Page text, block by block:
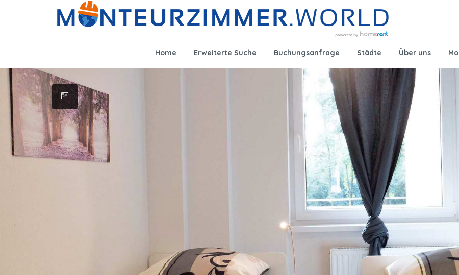
Home Erweiterte Suche Buchungsanfrage Städte Über uns